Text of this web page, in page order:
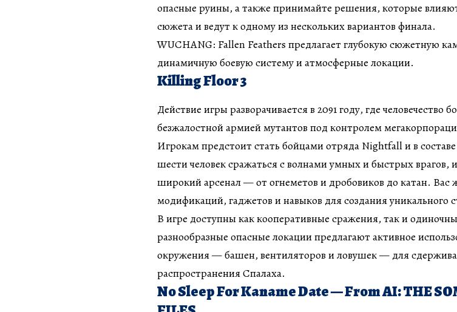
опасные руины, а также принимайте решения, которые
сюжета и ведут к одному из нескольких вариантов финала.
WUCHANG: Fallen Feathers предлагает глубокую сюжетную
динамичную боевую систему и атмосферные локации.
Killing Floor 3
Действие игры разворачивается в 2091 году, где человечество
безжалостной армией мутантов под контролем
Игрокам предстоит стать бойцами отряда Nightfall и в
шести человек сражаться с волнами умных и быстрых врагов,
широкий арсенал — от огнеметов и дробовиков до катан. Вас
модификаций, гаджетов и навыков для создания уникального
В игре доступны как кооперативные сражения, так и
разнообразные опасные локации предлагают активное
окружения — башен, вентиляторов и ловушек — для
распространения Спалаха.
No Sleep For Kaname Date — From AI: THE